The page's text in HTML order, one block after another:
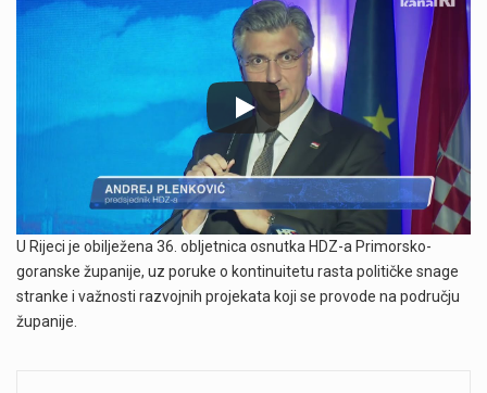
U Rijeci je obilježena 36. obljetnica osnutka HDZ-a Primorsko-
goranske županije, uz poruke o kontinuitetu rasta političke snage
stranke i važnosti razvojnih projekata koji se provode na području
županije.